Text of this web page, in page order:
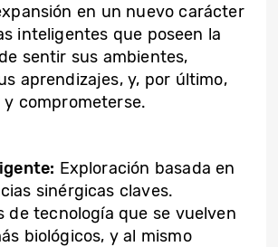
en un nuevo carácter
inteligentes que poseen la
sentir sus ambientes,
aprendizajes, y, por último,
comprometerse.
Exploración basada en
sinérgicas claves.
de tecnología que se vuelven
biológicos, y al mismo